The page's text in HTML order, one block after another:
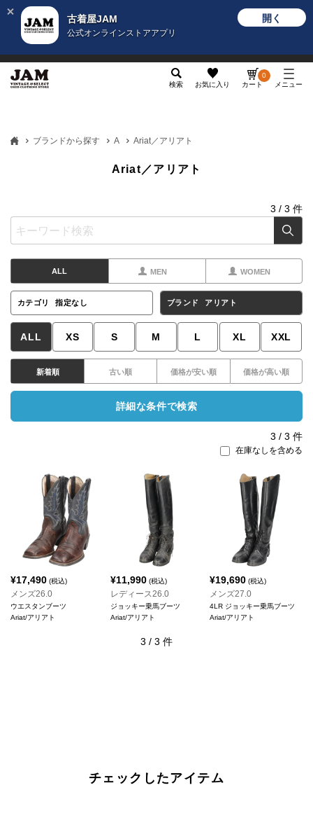
古着屋JAM
公式オンラインストアアプリ
開く
検索 お気に入り カート
0
メニュー
ブランドから探す A Ariat／アリアト
Ariat／アリアト
3 / 3 件
ALL MEN WOMEN
カテゴリ 指定なし ブランド アリアト
ALL XS S M L XL XXL
新着順 古い順 価格が安い順 価格が高い順
詳細な条件で検索
3 / 3 件
在庫なしを含める
¥17,490 (税込)
メンズ26.0
ウエスタンブーツ
Ariat/アリアト
¥11,990(税込)
レディース26.0
ジョッキー乗馬ブーツ
Ariat/アリアト
¥19,690 (税込)
メンズ27.0
4LR ジョッキー乗馬ブーツ
Ariat/アリアト
3 / 3 件
チェックしたアイテム